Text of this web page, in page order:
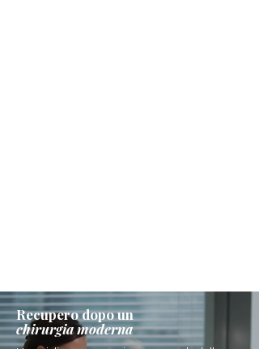
Recupero dopo un
chirurgia moderna